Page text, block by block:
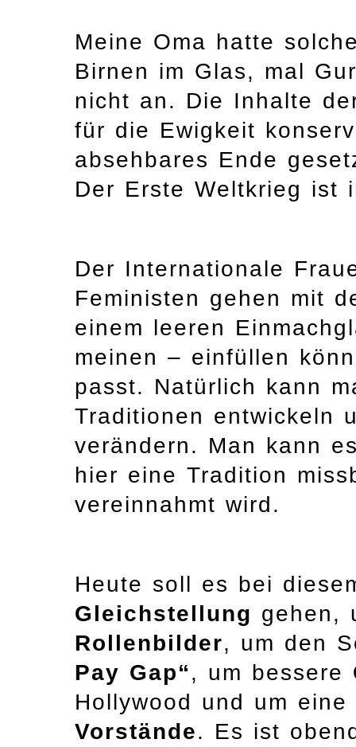
Meine Oma hatte
Birnen im Glas, mal
nicht an. Die Inhalte
für die Ewigkeit
absehbares Ende
Der Erste Weltkrieg ist
Der Internationale
Feministen gehen mit
einem leeren
meinen – einfüllen
passt. Natürlich kann
Traditionen entwickeln
verändern. Man kann
hier eine Tradition
vereinnahmt wird.
Heute soll es bei
Gleichstellung gehen,
Rollenbilder, um den
Pay Gap“, um bessere
Hollywood und um eine
Vorstände. Es ist